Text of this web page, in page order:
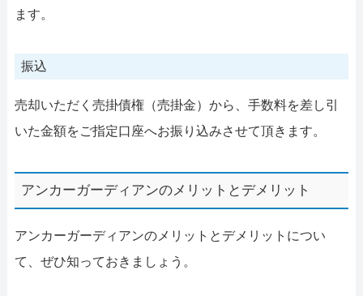
ます。
振込
売却いただく売掛債権（売掛金）から、手数料を差し引
いた金額をご指定口座へお振り込みさせて頂きます。
アンカーガーディアンのメリットとデメリット
アンカーガーディアンのメリットとデメリットについ
て、ぜひ知っておきましょう。